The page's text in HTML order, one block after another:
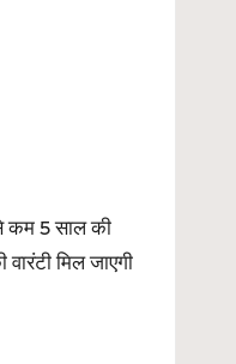
कम 5 साल की
मिल जाएगी